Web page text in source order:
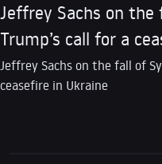
Jeffrey Sachs on the
Trump’s call for a
Jeffrey Sachs on the fall of
ceasefire in Ukraine